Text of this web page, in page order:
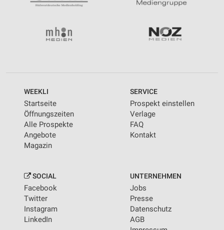
WEEKLI
Startseite
Öffnungszeiten
Alle Prospekte
Angebote
Magazin
SERVICE
Prospekt einstellen
Verlage
FAQ
Kontakt
SOCIAL
Facebook
Twitter
Instagram
LinkedIn
UNTERNEHMEN
Jobs
Presse
Datenschutz
AGB